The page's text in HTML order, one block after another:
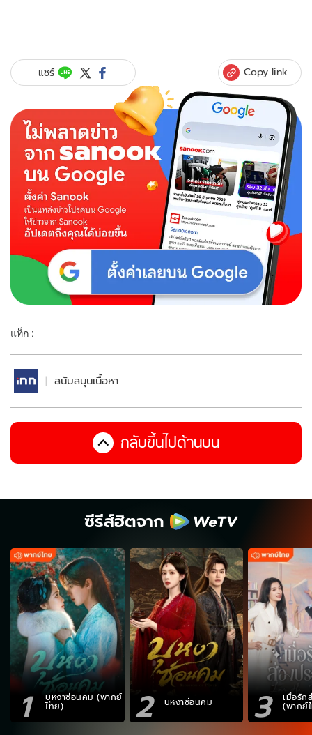
แชร์ Copy link
แท็ก :
สนับสนุนเนื้อหา
กลับขึ้นไปด้านบน
ซีรีส์ฮิตจาก
1 บุหงาซ่อนคม (พากย์
ไทย) 2 บุหงาซ่อนคม 3 เมื่อรัก
(พากย์